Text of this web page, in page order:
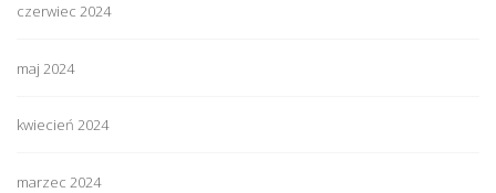
czerwiec 2024
maj 2024
kwiecień 2024
marzec 2024